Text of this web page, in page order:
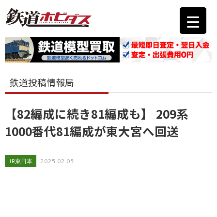
鉄道投稿情報局
【82編成に続き81編成も】 209系
1000番代81編成が東大宮へ回送
JR東日本 2025.02.05